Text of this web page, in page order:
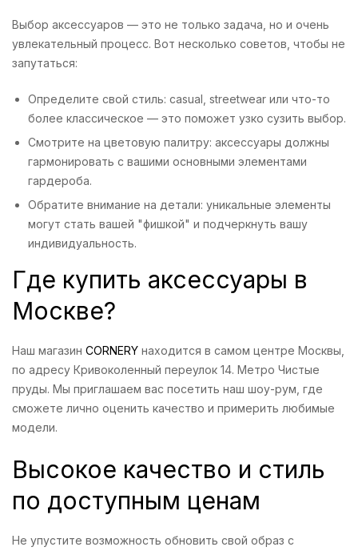
Выбор аксессуаров — это не только задача, но и очень
увлекательный процесс. Вот несколько советов, чтобы не
запутаться:
Определите свой стиль: casual, streetwear или что-то
более классическое — это поможет узко сузить выбор.
Смотрите на цветовую палитру: аксессуары должны
гармонировать с вашими основными элементами
гардероба.
Обратите внимание на детали: уникальные элементы
могут стать вашей "фишкой" и подчеркнуть вашу
индивидуальность.
Где купить аксессуары в
Москве?
Наш магазин CORNERY находится в самом центре Москвы,
по адресу Кривоколенный переулок 14. Метро Чистые
пруды. Мы приглашаем вас посетить наш шоу-рум, где
сможете лично оценить качество и примерить любимые
модели.
Высокое качество и стиль
по доступным ценам
Не упустите возможность обновить свой образ с